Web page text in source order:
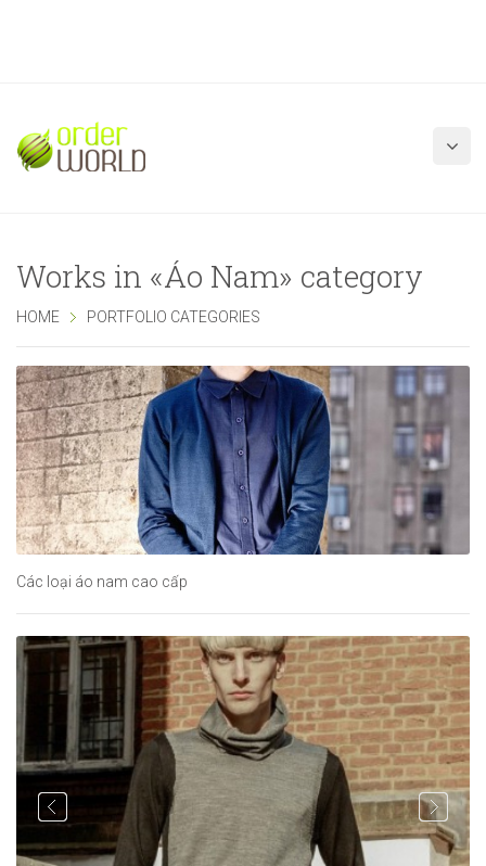
Works in «Áo Nam» category
HOME PORTFOLIO CATEGORIES
Các loại áo nam cao cấp